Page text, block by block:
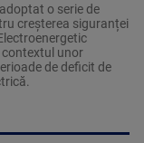
o serie de
creșterea siguranței
unor
de deficit de